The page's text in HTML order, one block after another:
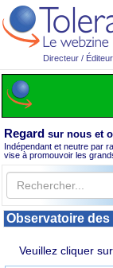
Directeur /
Regard sur nous et
Indépendant et neutre par
vise à promouvoir les
Observatoire
Veuillez cliquer